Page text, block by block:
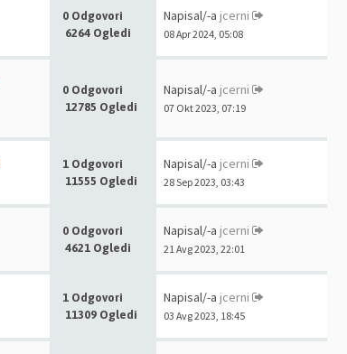
0 Odgovori
6264 Ogledi
Napisal/-a jcerni
08 Apr 2024, 05:08
0 Odgovori
12785 Ogledi
Napisal/-a jcerni
07 Okt 2023, 07:19
1 Odgovori
11555 Ogledi
Napisal/-a jcerni
28 Sep 2023, 03:43
0 Odgovori
4621 Ogledi
Napisal/-a jcerni
21 Avg 2023, 22:01
1 Odgovori
11309 Ogledi
Napisal/-a jcerni
03 Avg 2023, 18:45